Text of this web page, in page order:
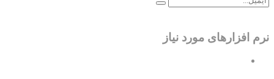
نرم افزارهای مورد نیاز